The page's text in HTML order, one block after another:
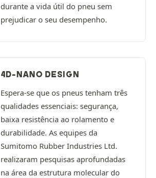
durante a vida útil do pneu sem
prejudicar o seu desempenho.
4D-NANO DESIGN
Espera-se que os pneus tenham três
qualidades essenciais: segurança,
baixa resistência ao rolamento e
durabilidade. As equipes da
Sumitomo Rubber Industries Ltd.
realizaram pesquisas aprofundadas
na área da estrutura molecular do